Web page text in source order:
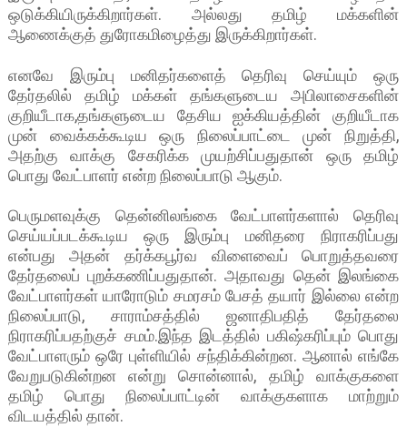
ஒடுக்கியிருக்கிறார்கள். அல்லது தமிழ் மக்களின்
ஆணைக்குத் துரோகமிழைத்து இருக்கிறார்கள்.
எனவே இரும்பு மனிதர்களைத் தெரிவு செய்யும் ஒரு
தேர்தலில் தமிழ் மக்கள் தங்களுடைய அபிலாசைகளின்
குறியீடாக,தங்களுடைய தேசிய ஐக்கியத்தின் குறியீடாக
முன் வைக்கக்கூடிய ஒரு நிலைப்பாட்டை முன் நிறுத்தி,
அதற்கு வாக்கு சேகரிக்க முயற்சிப்பதுதான் ஒரு தமிழ்
பொது வேட்பாளர் என்ற நிலைப்பாடு ஆகும்.
பெருமளவுக்கு தென்னிலங்கை வேட்பாளர்களால் தெரிவு
செய்யப்படக்கூடிய ஒரு இரும்பு மனிதரை நிராகரிப்பது
என்பது அதன் தர்க்கபூர்வ விளைவைப் பொறுத்தவரை
தேர்தலைப் புறக்கணிப்பதுதான். அதாவது தென் இலங்கை
வேட்பாளர்கள் யாரோடும் சமரசம் பேசத் தயார் இல்லை என்ற
நிலைப்பாடு, சாராம்சத்தில் ஜனாதிபதித் தேர்தலை
நிராகரிப்பதற்குச் சமம்.இந்த இடத்தில் பகிஷ்கரிப்பும் பொது
வேட்பாளரும் ஒரே புள்ளியில் சந்திக்கின்றன. ஆனால் எங்கே
வேறுபடுகின்றன என்று சொன்னால், தமிழ் வாக்குகளை
தமிழ் பொது நிலைப்பாட்டின் வாக்குகளாக மாற்றும்
விடயத்தில் தான்.